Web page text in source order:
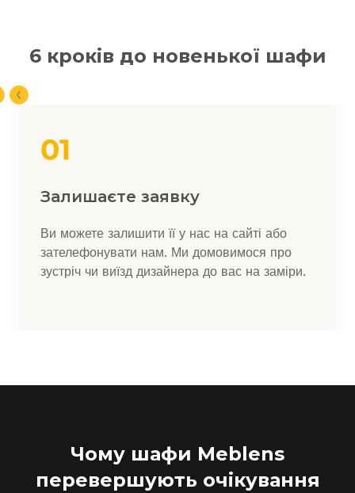
6 кроків до новенької шафи
Залишаєте заявку
Ви можете залишити її у нас на сайті або
зателефонувати нам. Ми домовимося про
зустріч чи виїзд дизайнера до вас на заміри.
Чому шафи Meblens
перевершують очікування